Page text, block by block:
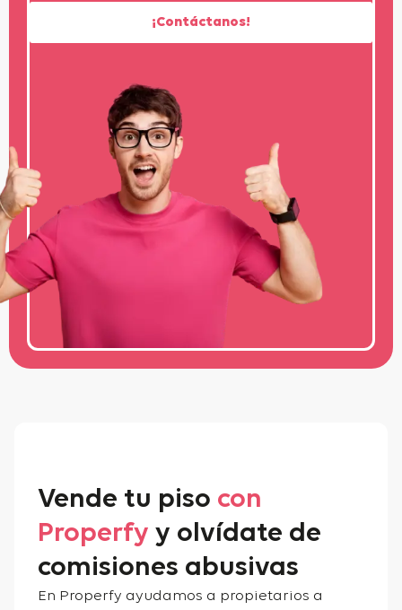
¡Contáctanos!
Vende tu piso con
Properfy y olvídate de
comisiones abusivas
En Properfy ayudamos a propietarios a